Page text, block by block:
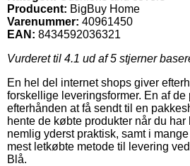
Producent: BigBuy Home
Varenummer: 40961450
EAN: 8434592036321
Vurderet til 4.1 ud af 5 stjerner
En hel del internet shops giver
forskellige leveringsformer. En af
efterhånden at få sendt til en
hente de købte produkter når du
nemlig yderst praktisk, samt i
mest letkøbte metode til levering
Blå.